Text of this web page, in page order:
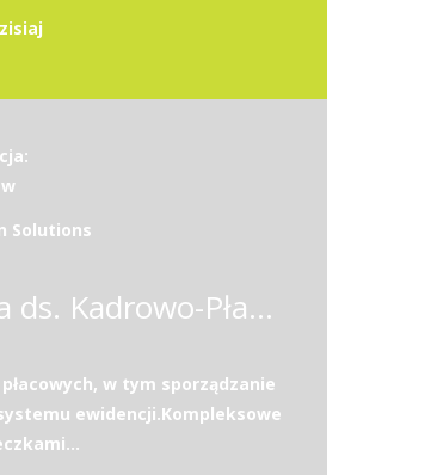
Solutions
Specjalista / Specjalistka ds. Kadrowo-Płacowych
w tym sporządzanie
ewidencji.Kompleksowe